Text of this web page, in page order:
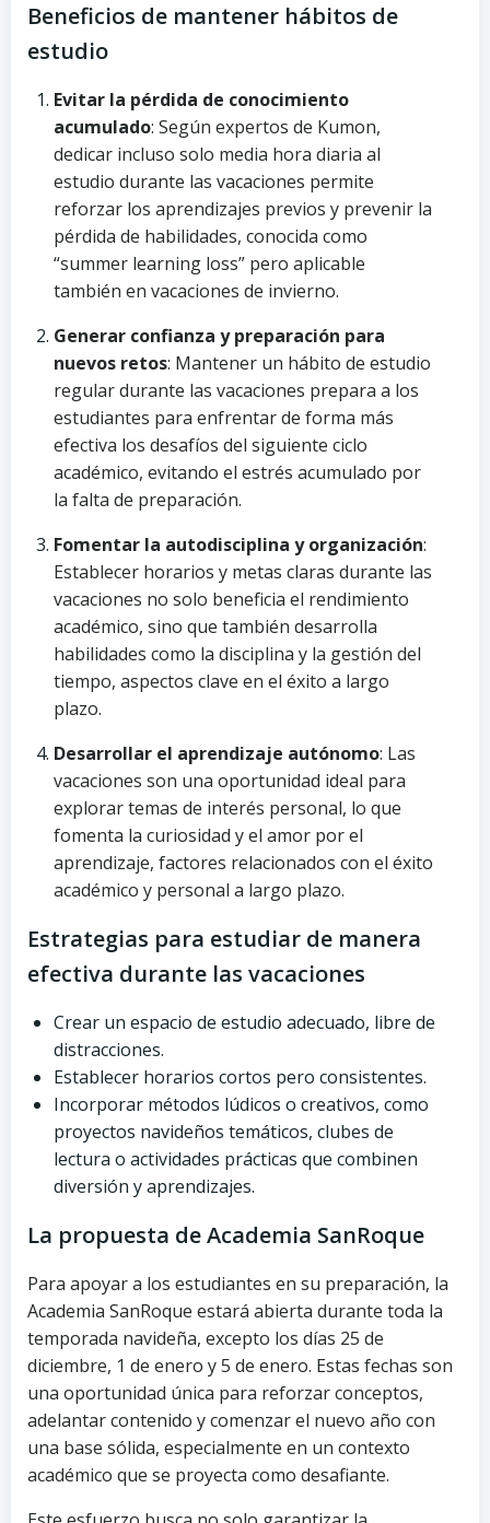
Beneficios de mantener hábitos de
estudio
Evitar la pérdida de conocimiento
acumulado: Según expertos de Kumon,
dedicar incluso solo media hora diaria al
estudio durante las vacaciones permite
reforzar los aprendizajes previos y prevenir la
pérdida de habilidades, conocida como
“summer learning loss” pero aplicable
también en vacaciones de invierno.
Generar confianza y preparación para
nuevos retos: Mantener un hábito de estudio
regular durante las vacaciones prepara a los
estudiantes para enfrentar de forma más
efectiva los desafíos del siguiente ciclo
académico, evitando el estrés acumulado por
la falta de preparación.
Fomentar la autodisciplina y organización:
Establecer horarios y metas claras durante las
vacaciones no solo beneficia el rendimiento
académico, sino que también desarrolla
habilidades como la disciplina y la gestión del
tiempo, aspectos clave en el éxito a largo
plazo.
Desarrollar el aprendizaje autónomo: Las
vacaciones son una oportunidad ideal para
explorar temas de interés personal, lo que
fomenta la curiosidad y el amor por el
aprendizaje, factores relacionados con el éxito
académico y personal a largo plazo.
Estrategias para estudiar de manera
efectiva durante las vacaciones
Crear un espacio de estudio adecuado, libre de
distracciones.
Establecer horarios cortos pero consistentes.
Incorporar métodos lúdicos o creativos, como
proyectos navideños temáticos, clubes de
lectura o actividades prácticas que combinen
diversión y aprendizajes.
La propuesta de Academia SanRoque
Para apoyar a los estudiantes en su preparación, la
Academia SanRoque estará abierta durante toda la
temporada navideña, excepto los días 25 de
diciembre, 1 de enero y 5 de enero. Estas fechas son
una oportunidad única para reforzar conceptos,
adelantar contenido y comenzar el nuevo año con
una base sólida, especialmente en un contexto
académico que se proyecta como desafiante.